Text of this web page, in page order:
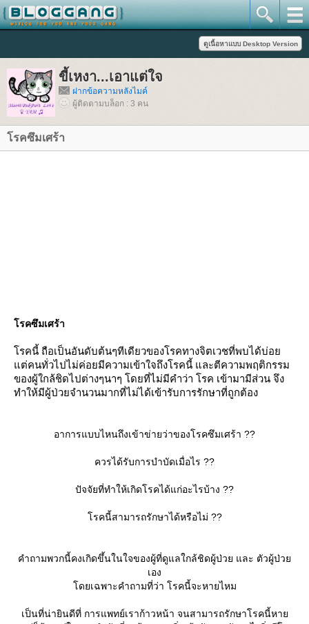
ขี้เหงา...เอาแต่ใจ
ฝากข้อความหลังไมค์
ผู้ติดตามบล็อก : 3 คน
รคซึมเศร้า
รคซึมเศร้า
รคนี้ ถือเป็นอันดับต้นๆทีเดียวของโรคทางจิตเวชที่พบได้บ่อ
ต่คนทั่วไปไม่ค่อยมีความเข้าใจถึงโรคนี้ และตีความพฤติกรรม
ของผู้ใกล้ชิดไปต่างๆนาๆ โดยที่ไม่มีคำว่า โรค เข้ามามีส่วน จึง
ทำให้มีผู้ป่วยจำนวนมากที่ไม่ได้เข้ารับการรักษาที่ถูกต้อง
อาการแบบไหนถึงเข้าข่ายว่าของโรคซึมเศร้า ??
ควรได้รับการบำบัดเมื่อไร ??
ปัจจัยที่ทำให้เกิดโรคได้แก่อะไรบ้าง ??
รคนี้สามารถรักษาได้หรือไม่ ??
คำถามพวกนี้คงเกิดขึ้นในใจของผู้ที่ดูแลใกล้ชิดผู้ป่วย และ ตัวผู้ป่ว
เอง
ดยเฉพาะคำถามที่ว่า โรคนี้จะหายไหม
เป็นที่น่ายินดีที่ การแพทย์เราก้าวหน้า จนสามารถรักษาโรคนี้หา